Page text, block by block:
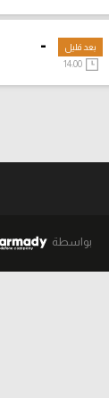
- بعد قليل
14:00
بواسطة